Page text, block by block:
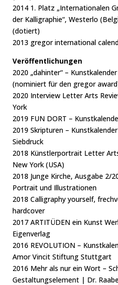
2014 1. Platz „Internationalen
der Kalligraphie“, Westerlo
(dotiert)
2013 gregor international
Veröffentlichungen
2020 „dahinter“ –
(nominiert für den gregor
2020 Interview Letter Arts
York
2019 FUN DORT –
2019 Skripturen –
Siebdruck
2018 Künstlerportrait Letter
New York (USA)
2018 Junge Kirche, Ausgabe 2/
Portrait und Illustrationen
2018 Calligraphy yourself,
hardcover
2017 ARTITÜDEN ein Kunst
Eigenverlag
2016 REVOLUTION –
Amor Vincit Stiftung Stuttgart
2016 Mehr als nur ein Wort –
Gestaltungselement | Dr.